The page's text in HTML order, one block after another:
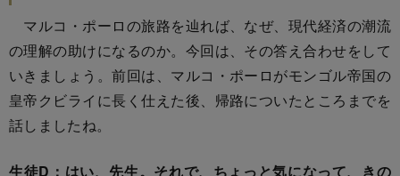
マルコ・ポーロの旅路を辿れば、なぜ、現代経済の潮流
の理解の助けになるのか。今回は、その答え合わせをして
いきましょう。前回は、マルコ・ポーロがモンゴル帝国の
皇帝クビライに長く仕えた後、帰路についたところまでを
話しましたね。
生徒D：はい、先生。それで、ちょっと気になって、きの